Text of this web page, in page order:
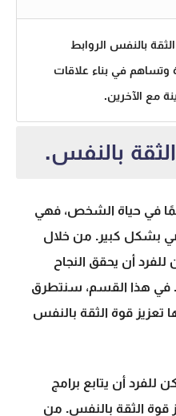
بالنفس الروابط
وتساهم في بناء علاقات
مع الآخرين.
بالنفس.
في حياة الشخص، فهي
بشكل كبير. من خلال
أن يحقق النجاح
في هذا القسم، سنتطرق
تعزيز قوة الثقة بالنفس
للفرد أن يتابع برامج
قوة الثقة بالنفس. من